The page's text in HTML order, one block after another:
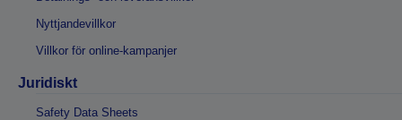
Nyttjandevillkor
Villkor för online-kampanjer
Juridiskt
Safety Data Sheets